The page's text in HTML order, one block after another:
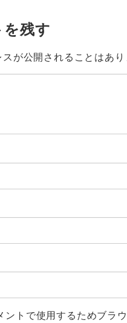
残す
が公開されることはあり
ントで使用するためブラ